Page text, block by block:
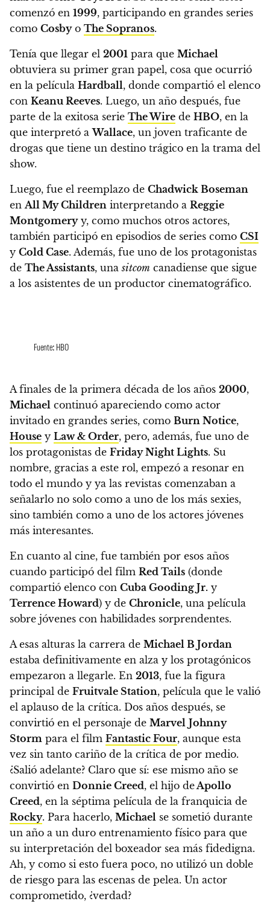
comenzó en 1999, participando en grandes series
como Cosbyo The Sopranos.
Tenía que llegar el 2001 para que Michael
obtuviera su primer gran papel, cosa que ocurrió
en la película Hardball, donde compartió el elenco
con Keanu Reeves. Luego, un año después, fue
parte de la exitosa serie The Wire de HBO, en la
que interpretó aWallace, un joven traficante de
drogas que tiene un destino trágico en la trama del
show.
Luego, fue el reemplazo de Chadwick Boseman
en All My Children interpretando a Reggie
Montgomeryy, como muchos otros actores,
también participó en episodios de series como CSI
y Cold Case. Además, fue uno de los protagonistas
de The Assistants, unasitcom canadiense que sigue
a los asistentes de un productor cinematográfico.
Fuente: HBO
A finales de la primera década de los años 2000,
Michael continuó apareciendo como actor
invitado en grandes series, como Burn Notice,
House y Law & Order, pero, además, fue uno de
los protagonistas de Friday Night Lights. Su
nombre, gracias a este rol, empezó a resonar en
todo el mundo y ya las revistas comenzaban a
señalarlo no solo como a uno de los más sexies,
sino también como a uno de los actores jóvenes
más interesantes.
En cuanto al cine, fue también por esos años
cuando participó del film Red Tails (donde
compartió elenco con Cuba Gooding Jr. y
Terrence Howard) y de Chronicle, una película
sobre jóvenes con habilidades sorprendentes.
A esas alturas la carrera de Michael B Jordan
estaba definitivamente en alza y los protagónicos
empezaron a llegarle. En 2013, fue la figura
principal de Fruitvale Station, película que le valió
el aplauso de la crítica. Dos años después, se
convirtió en el personaje de Marvel Johnny
Storm para el film Fantastic Four, aunque esta
vez sin tanto cariño de la crítica de por medio.
¿Salió adelante? Claro que sí: ese mismo año se
convirtió en Donnie Creed, el hijo de Apollo
Creed, en la séptima película de la franquicia de
Rocky. Para hacerlo, Michael se sometió durante
un año a un duro entrenamiento físico para que
su interpretación del boxeador sea más fidedigna.
Ah, y como si esto fuera poco, no utilizó un doble
de riesgo para las escenas de pelea. Un actor
comprometido, ¿verdad?